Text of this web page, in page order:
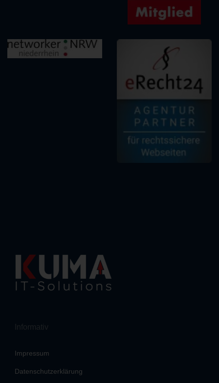
Informativ
Impressum
Datenschutzerklärung